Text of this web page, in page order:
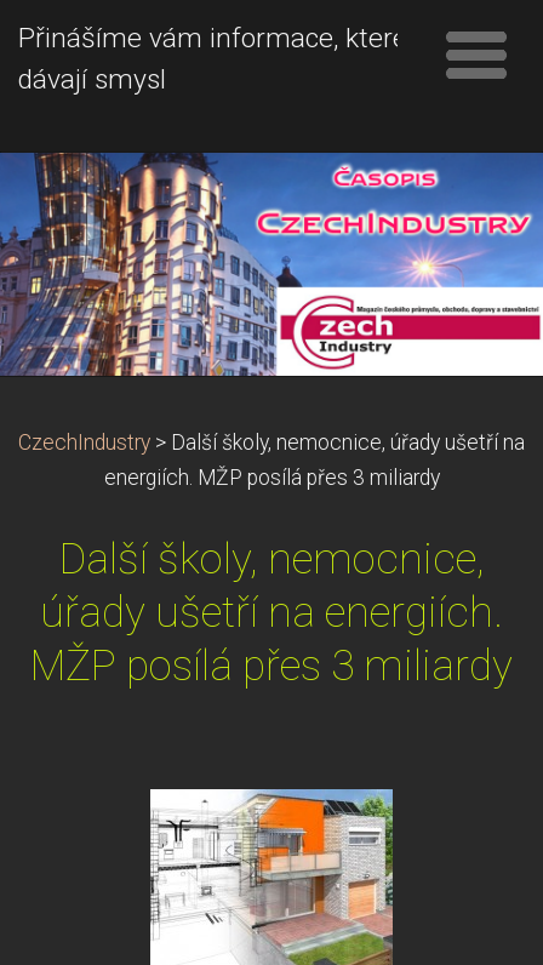
Přinášíme vám informace, které
dávají smysl
CzechIndustry > Další školy, nemocnice, úřady ušetří na
energiích. MŽP posílá přes 3 miliardy
Další školy, nemocnice,
úřady ušetří na energiích.
MŽP posílá přes 3 miliardy